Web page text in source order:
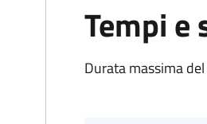
Tempi e
Durata massima